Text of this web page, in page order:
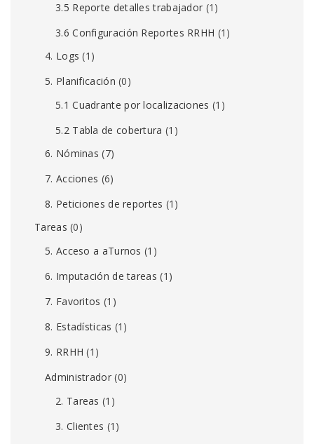
3.5 Reporte detalles trabajador (1)
3.6 Configuración Reportes RRHH (1)
4. Logs (1)
5. Planificación (0)
5.1 Cuadrante por localizaciones (1)
5.2 Tabla de cobertura (1)
6. Nóminas (7)
7. Acciones (6)
8. Peticiones de reportes (1)
Tareas (0)
5. Acceso a aTurnos (1)
6. Imputación de tareas (1)
7. Favoritos (1)
8. Estadísticas (1)
9. RRHH (1)
Administrador(0)
2. Tareas (1)
3. Clientes (1)